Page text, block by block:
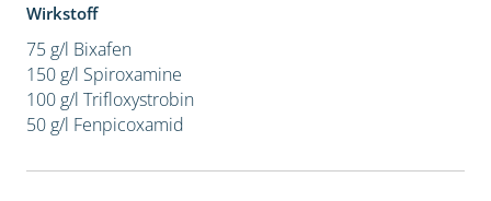
Wirkstoff
75 g/l Bixafen
150 g/l Spiroxamine
100 g/l Trifloxystrobin
50 g/l Fenpicoxamid